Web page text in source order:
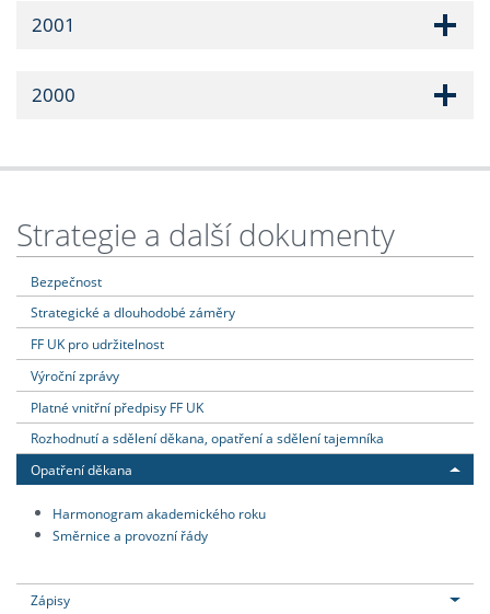
2001
2000
Strategie a další dokumenty
Bezpečnost
Strategické a dlouhodobé záměry
FF UK pro udržitelnost
Výroční zprávy
Platné vnitřní předpisy FF UK
Rozhodnutí a sdělení děkana, opatření a sdělení tajemníka
Opatření děkana
Harmonogram akademického roku
Směrnice a provozní řády
Zápisy